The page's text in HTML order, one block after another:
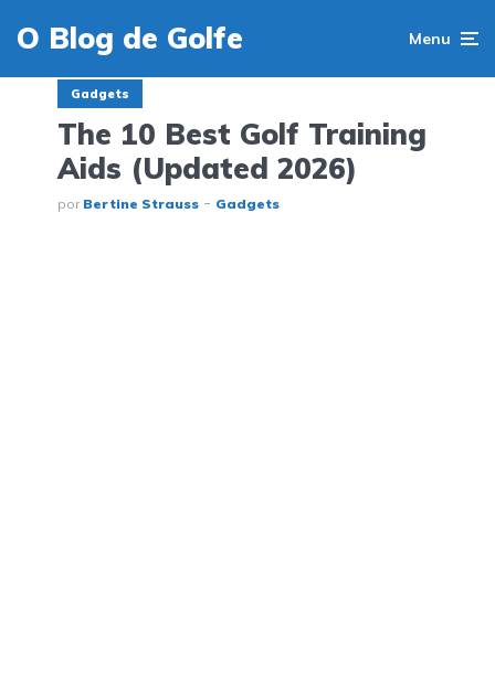
O Blog de Golfe Menu
Gadgets
The 10 Best Golf Training
Aids (Updated 2026)
por Bertine Strauss Gadgets